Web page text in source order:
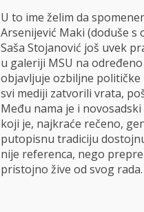
U to ime želim da
Arsenijević Maki (doduše
Saša Stojanović još uvek
u galeriji MSU na
objavljuje ozbiljne političke
svi mediji zatvorili vrata,
Među nama je i
koji je, najkraće rečeno,
putopisnu tradiciju
nije referenca, nego
pristojno žive od svog rada.